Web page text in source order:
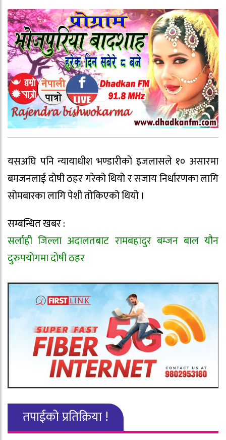
यसअघि पनि न्यायाधीश भण्डारीको इजलासले १० असारमा
बमजनलाई दोषी ठहर गरेको थियो र सजाय निर्धारणका लागि
सोमबारका लागि पेशी तोकिएको थियो ।
सम्बन्धित खबर :
सर्लाही जिल्ला अदालतबाट रामबहादुर बम्जन बाल यौन
दुरुपयोगमा दोषी ठहर
तपाईको प्रतिक्रिया !